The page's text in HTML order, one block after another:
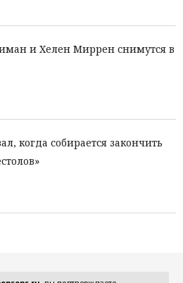
и Хелен Миррен снимутся в
когда собирается закончить